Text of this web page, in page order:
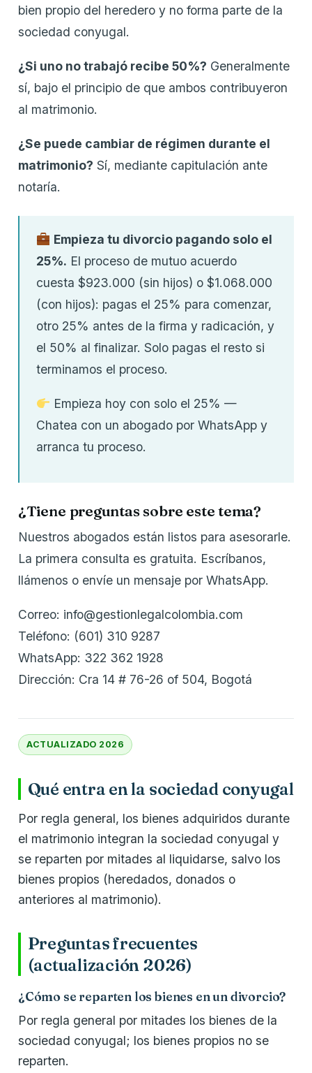
bien propio del heredero y no forma parte de la
sociedad conyugal.
¿Si uno no trabajó recibe 50%? Generalmente
sí, bajo el principio de que ambos contribuyeron
al matrimonio.
¿Se puede cambiar de régimen durante el
matrimonio? Sí, mediante capitulación ante
notaría.
Empieza tu divorcio pagando solo el
25%. El proceso de mutuo acuerdo
cuesta $923.000 (sin hijos) o $1.068.000
(con hijos): pagas el 25% para comenzar,
otro 25% antes de la firma y radicación, y
el 50% al finalizar. Solo pagas el resto si
terminamos el proceso.
Empieza hoy con solo el 25% —
Chatea con un abogado por WhatsApp y
arranca tu proceso.
¿Tiene preguntas sobre este tema?
Nuestros abogados están listos para asesorarle.
La primera consulta es gratuita. Escríbanos,
llámenos o envíe un mensaje por WhatsApp.
Correo: info@gestionlegalcolombia.com
Teléfono: (601) 310 9287
WhatsApp: 322 362 1928
Dirección: Cra 14 # 76-26 of 504, Bogotá
ACTUALIZADO 2026
Qué entra en la sociedad conyugal
Por regla general, los bienes adquiridos durante
el matrimonio integran la sociedad conyugal y
se reparten por mitades al liquidarse, salvo los
bienes propios (heredados, donados o
anteriores al matrimonio).
Preguntas frecuentes
(actualización 2026)
¿Cómo se reparten los bienes en un divorcio?
Por regla general por mitades los bienes de la
sociedad conyugal; los bienes propios no se
reparten.